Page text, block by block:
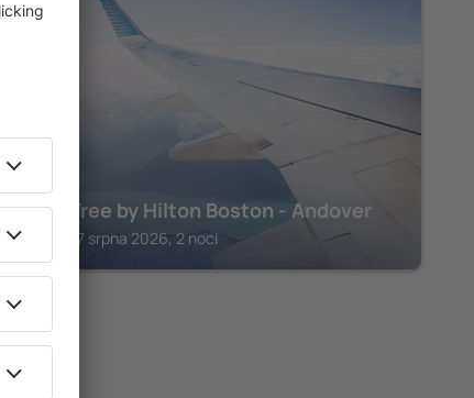
ANDOVER
DoubleTree by Hilton Boston - Andover
Andover, 07 srpna 2026, 2 noci